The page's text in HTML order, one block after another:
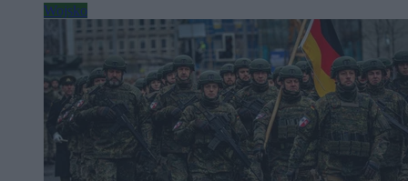
Wojsko